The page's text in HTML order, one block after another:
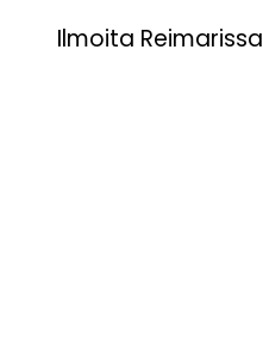
Ilmoita Reimarissa